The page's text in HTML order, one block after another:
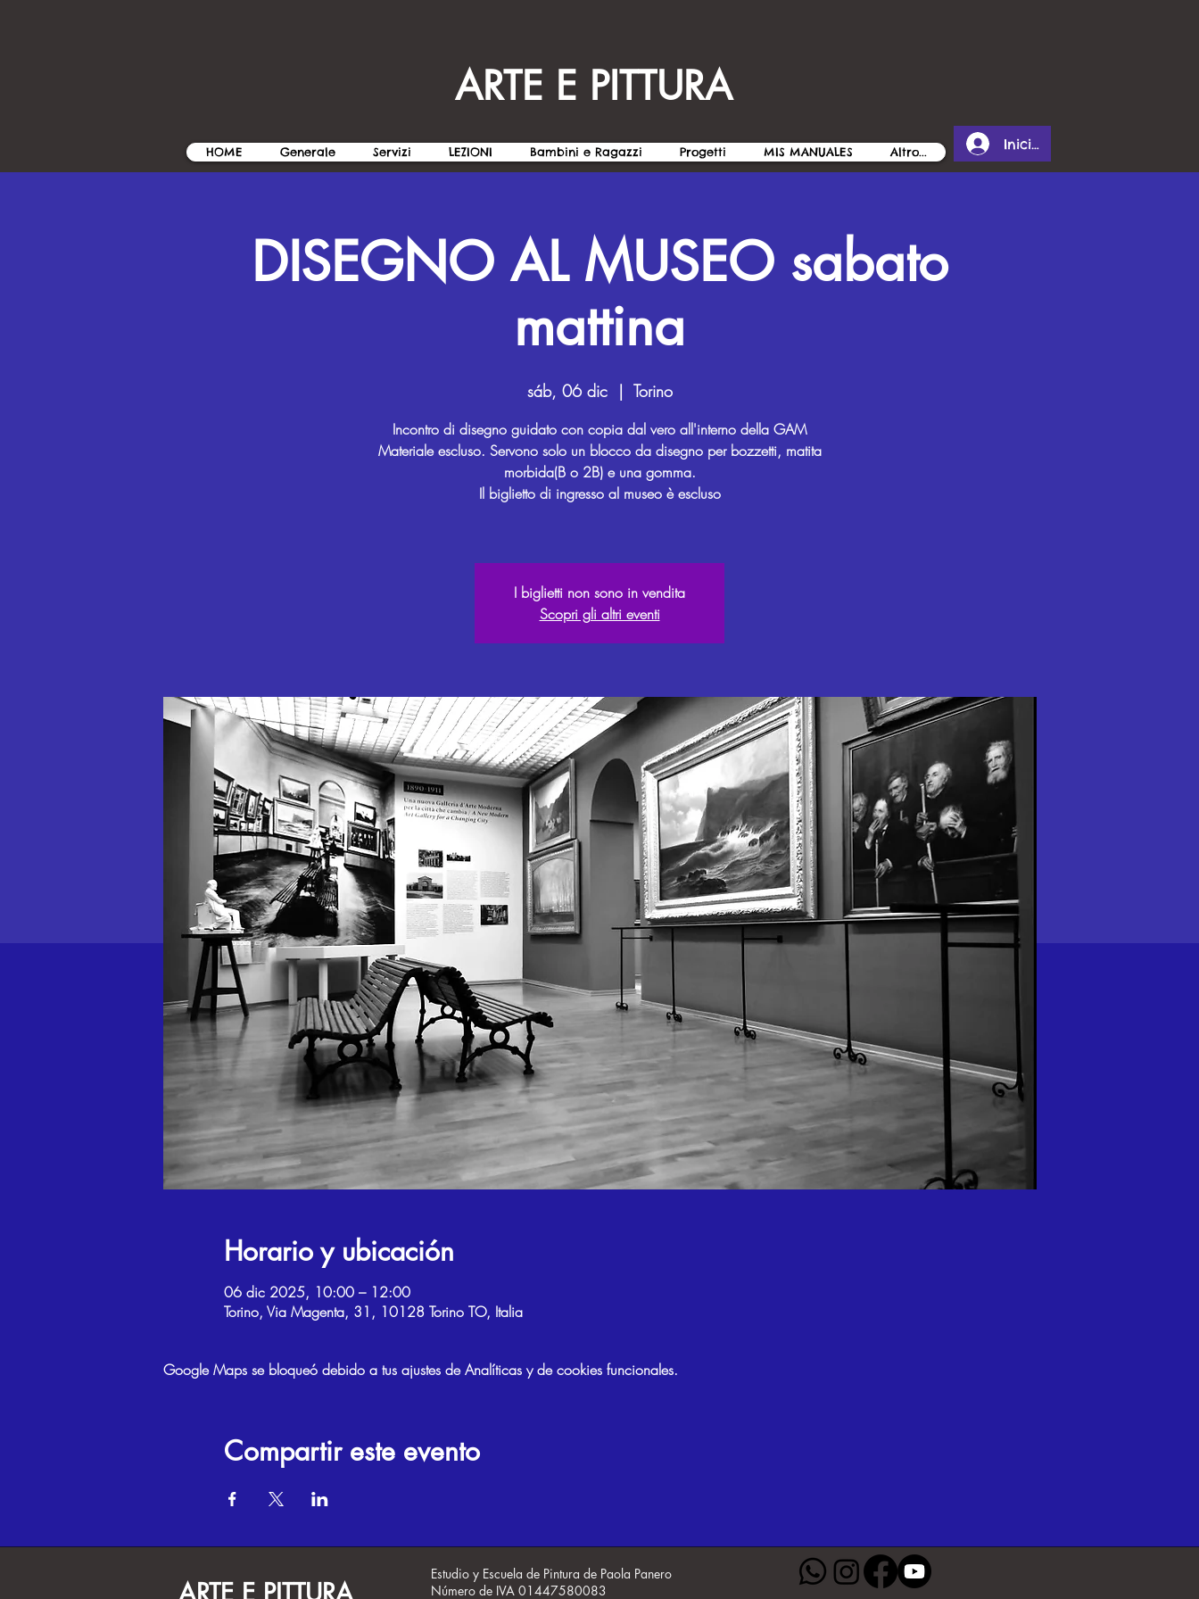
ARTE E PITTURA
HOME Generale Servizi LEZIONI Bambini e Ragazzi Progetti MIS MANUALES Altro... Iniciar sesión
DISEGNO AL MUSEO sabato
mattina
sáb, 06 dic
  |
Torino
Incontro di disegno guidato con copia dal vero all'interno della GAM
Materiale escluso. Servono solo un blocco da disegno per bozzetti, matita
morbida(B o 2B) e una gomma.
Il biglietto di ingresso al museo è escluso
I biglietti non sono in vendita
Scopri gli altri eventi
Horario y ubicación
06 dic 2025, 10:00 – 12:00
Torino, Via Magenta, 31, 10128 Torino TO, Italia
Google Maps se bloqueó debido a tus ajustes de Analíticas y de cookies funcionales.
Compartir este evento
Estudio y Escuela de Pintura de Paola Panero
Número de IVA 01447580083